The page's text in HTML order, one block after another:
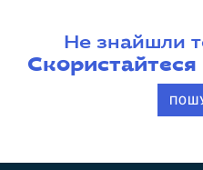
Не знайшли